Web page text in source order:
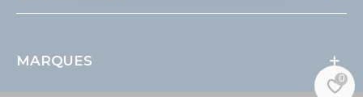
MARQUES
0